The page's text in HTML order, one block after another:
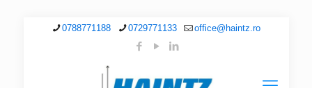
0788771188 0729771133 office@haintz.ro